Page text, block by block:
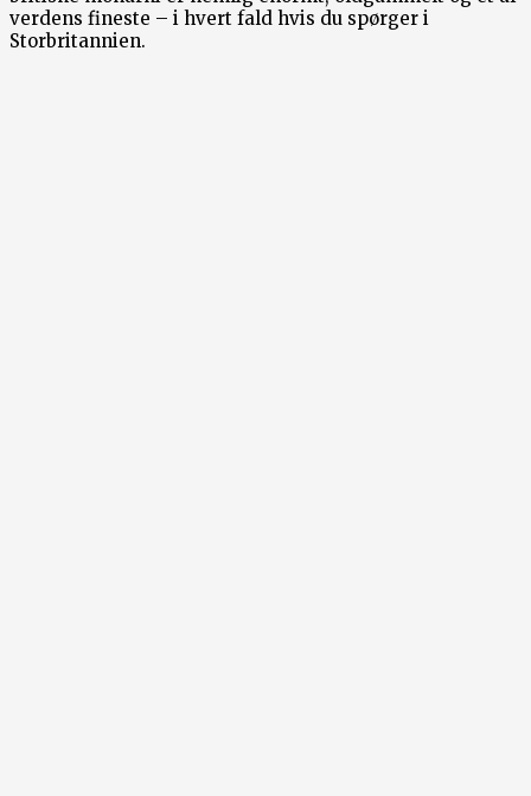
verdens fineste – i hvert fald hvis du spørger i
Storbritannien.